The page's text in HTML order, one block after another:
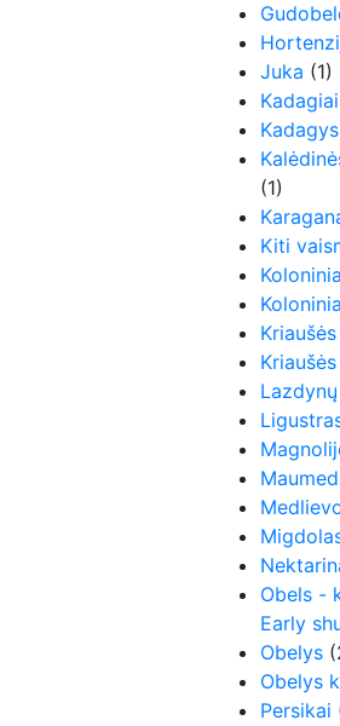
Juka (1)
Kadagys
(1)
Kiti
Kriaušės
Obels -
Early
Obelys
Obelys
Persikai